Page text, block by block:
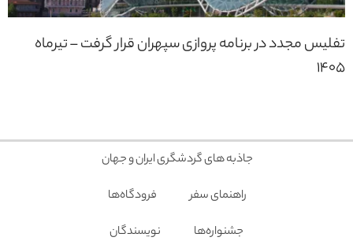
تفلیس مجدد در برنامه پروازی سپهران قرار گرفت – تیرماه
1405
جاذبه های گردشگری ایران و جهان
راهنمای سفر
فرودگاه‌ها
جشنواره‌ها
نویسندگان